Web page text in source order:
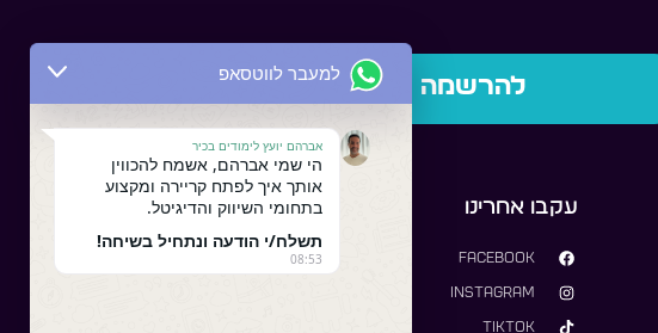
להרשמה
עקבו אחרינו
Facebook
Instagram
TikTok
למעבר לווטסאפ
אברהם יועץ לימודים בכיר
הי שמי אברהם, אשמח להכווין
אותך איך לפתח קריירה ומקצוע
בתחומי השיווק והדיגיטל.
תשלח/י הודעה ונתחיל בשיחה!
08:53